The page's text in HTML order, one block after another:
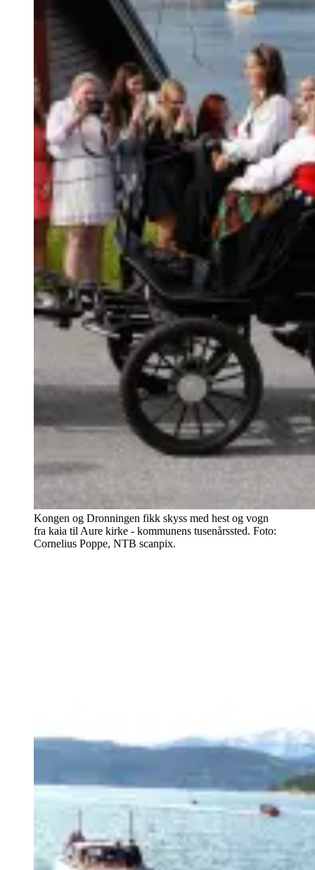
Kongen og Dronningen fikk skyss med hest og vogn
fra kaia til Aure kirke - kommunens tusenårssted. Foto:
Cornelius Poppe, NTB scanpix.